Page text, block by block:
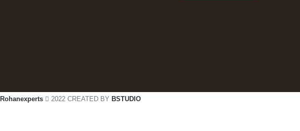
Rohanexperts 2022 CREATED BY BSTUDIO